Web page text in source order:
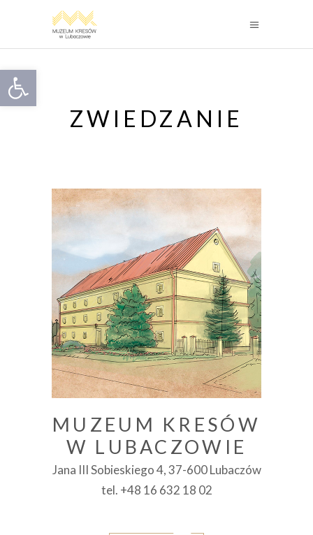
Otwórz pasek narzędzi
ZWIEDZANIE
MUZEUM KRESÓW
W LUBACZOWIE
Jana III Sobieskiego 4, 37-600 Lubaczów
tel. +48 16 632 18 02